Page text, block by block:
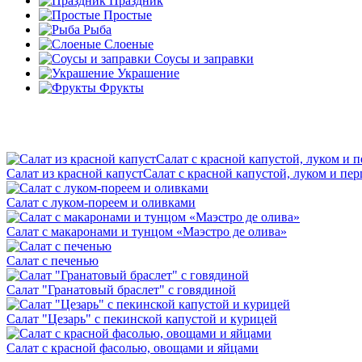
Простые
Рыба
Слоеные
Соусы и заправки
Украшение
Фрукты
Салат из красной капустСалат с красной капустой, луком и
Салат с луком-пореем и оливками
Салат с макаронами и тунцом «Маэстро де олива»
Салат с печенью
Салат "Гранатовый браслет" с говядиной
Салат "Цезарь" с пекинской капустой и курицей
Салат с красной фасолью, овощами и яйцами